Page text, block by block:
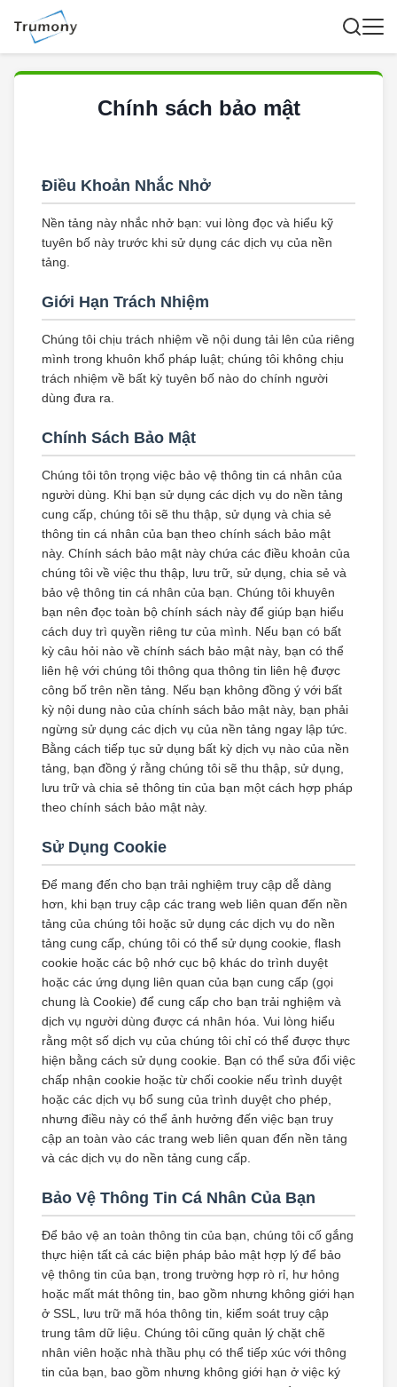
Chính sách bảo mật
Điều Khoản Nhắc Nhở
Nền tảng này nhắc nhở bạn: vui lòng đọc và hiểu kỹ
tuyên bố này trước khi sử dụng các dịch vụ của nền
tảng.
Giới Hạn Trách Nhiệm
Chúng tôi chịu trách nhiệm về nội dung tải lên của riêng
mình trong khuôn khổ pháp luật; chúng tôi không chịu
trách nhiệm về bất kỳ tuyên bố nào do chính người
dùng đưa ra.
Chính Sách Bảo Mật
Chúng tôi tôn trọng việc bảo vệ thông tin cá nhân của
người dùng. Khi bạn sử dụng các dịch vụ do nền tảng
cung cấp, chúng tôi sẽ thu thập, sử dụng và chia sẻ
thông tin cá nhân của bạn theo chính sách bảo mật
này. Chính sách bảo mật này chứa các điều khoản của
chúng tôi về việc thu thập, lưu trữ, sử dụng, chia sẻ và
bảo vệ thông tin cá nhân của bạn. Chúng tôi khuyên
bạn nên đọc toàn bộ chính sách này để giúp bạn hiểu
cách duy trì quyền riêng tư của mình. Nếu bạn có bất
kỳ câu hỏi nào về chính sách bảo mật này, bạn có thể
liên hệ với chúng tôi thông qua thông tin liên hệ được
công bố trên nền tảng. Nếu bạn không đồng ý với bất
kỳ nội dung nào của chính sách bảo mật này, bạn phải
ngừng sử dụng các dịch vụ của nền tảng ngay lập tức.
Bằng cách tiếp tục sử dụng bất kỳ dịch vụ nào của nền
tảng, bạn đồng ý rằng chúng tôi sẽ thu thập, sử dụng,
lưu trữ và chia sẻ thông tin của bạn một cách hợp pháp
theo chính sách bảo mật này.
Sử Dụng Cookie
Để mang đến cho bạn trải nghiệm truy cập dễ dàng
hơn, khi bạn truy cập các trang web liên quan đến nền
tảng của chúng tôi hoặc sử dụng các dịch vụ do nền
tảng cung cấp, chúng tôi có thể sử dụng cookie, flash
cookie hoặc các bộ nhớ cục bộ khác do trình duyệt
hoặc các ứng dụng liên quan của bạn cung cấp (gọi
chung là Cookie) để cung cấp cho bạn trải nghiệm và
dịch vụ người dùng được cá nhân hóa. Vui lòng hiểu
rằng một số dịch vụ của chúng tôi chỉ có thể được thực
hiện bằng cách sử dụng cookie. Bạn có thể sửa đổi việc
chấp nhận cookie hoặc từ chối cookie nếu trình duyệt
hoặc các dịch vụ bổ sung của trình duyệt cho phép,
nhưng điều này có thể ảnh hưởng đến việc bạn truy
cập an toàn vào các trang web liên quan đến nền tảng
và các dịch vụ do nền tảng cung cấp.
Bảo Vệ Thông Tin Cá Nhân Của Bạn
Để bảo vệ an toàn thông tin của bạn, chúng tôi cố gắng
thực hiện tất cả các biện pháp bảo mật hợp lý để bảo
vệ thông tin của bạn, trong trường hợp rò rỉ, hư hỏng
hoặc mất mát thông tin, bao gồm nhưng không giới hạn
ở SSL, lưu trữ mã hóa thông tin, kiểm soát truy cập
trung tâm dữ liệu. Chúng tôi cũng quản lý chặt chẽ
nhân viên hoặc nhà thầu phụ có thể tiếp xúc với thông
tin của bạn, bao gồm nhưng không giới hạn ở việc ký